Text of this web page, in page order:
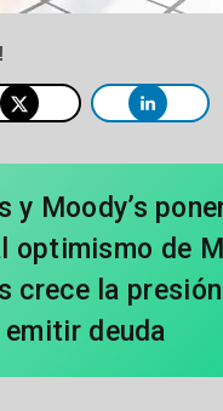
y Moody’s
optimismo de
crece la
emitir deuda